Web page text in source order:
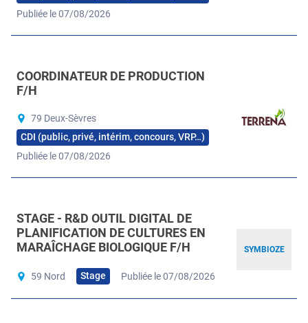
Publiée le 07/08/2026
COORDINATEUR DE PRODUCTION
F/H
79 Deux-Sèvres
CDI (public, privé, intérim, concours, VRP…)
Publiée le 07/08/2026
SYMBIOZE
STAGE - R&D OUTIL DIGITAL DE
PLANIFICATION DE CULTURES EN
MARAÎCHAGE BIOLOGIQUE F/H
59 Nord Stage Publiée le 07/08/2026